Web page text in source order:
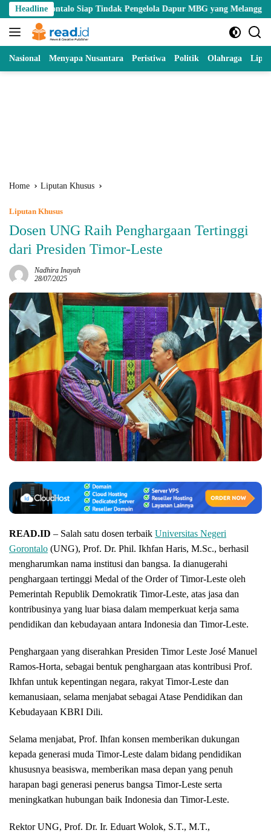
Skip
to
content
HeadlineSiap Tindak Pengelola Dapur MBG yang Melanggar
Nasional Menyapa Nusantara Peristiwa Politik Olahraga
Home Liputan Khusus
Liputan Khusus
Dosen UNG Raih Penghargaan Tertinggi
dari Presiden Timor-Leste
Nadhira Inayah
28/07/2025
READ.ID – Salah satu dosen terbaik Universitas Negeri
Gorontalo (UNG), Prof. Dr. Phil. Ikhfan Haris, M.Sc., berhasil
mengharumkan nama institusi dan bangsa. Ia dianugerahi
penghargaan tertinggi Medal of the Order of Timor-Leste oleh
Pemerintah Republik Demokratik Timor-Leste, atas jasa dan
kontribusinya yang luar biasa dalam memperkuat kerja sama
pendidikan dan kebudayaan antara Indonesia dan Timor-Leste.
Penghargaan yang diserahkan Presiden Timor Leste José Manuel
Ramos-Horta, sebagai bentuk penghargaan atas kontribusi Prof.
Ikhfan untuk kepentingan negara, rakyat Timor-Leste dan
kemanusiaan, selama menjabat sebagai Atase Pendidikan dan
Kebudayaan KBRI Dili.
Selama menjabat, Prof. Ihfan konsen memberikan dukungan
kepada generasi muda Timor-Leste dalam bidang pendidikan
khususnya beasiswa, memberikan masa depan yang penuh
harapan bagi generasi penerus bangsa Timor-Leste serta
meningkatkan hubungan baik Indonesia dan Timor-Leste.
Rektor UNG, Prof. Dr. Ir. Eduart Wolok, S.T., M.T.,